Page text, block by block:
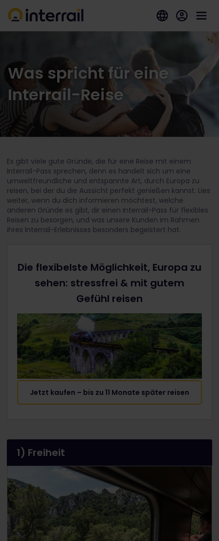
Was spricht für eine
Interrail-Reise
Es gibt viele gute Gründe, die für eine Reise mit einem
Interrail-Pass sprechen, denn es handelt sich um eine
umweltfreundliche und entspannte Art, durch Europa zu
reisen, bei der du die Aussicht perfekt genießen kannst. Lies
weiter, wenn du dich informieren möchtest, welche
anderen Gründe es gibt, dir einen Interrail-Pass für flexibles
Reisen zu besorgen, und was unsere Kunden im Rahmen
ihres Interrail-Erlebnisses besonders begeistert hat.
Die flexibelste Möglichkeit, Europa zu
sehen: stressfrei & mit gutem
Gefühl reisen
Jetzt kaufen – bis zu 11 Monate später reisen
1) Freiheit